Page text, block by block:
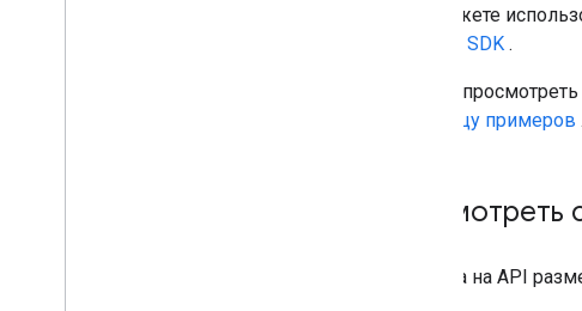
Вы можете
Actions SDK .
Чтобы
страницу примеров .
Посмотреть
Ссылка на API